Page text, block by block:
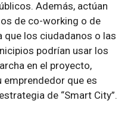
Además, actúan
de co-working o de
los ciudadanos o las
podrían usar los
en el proyecto,
que es
de “Smart City”.